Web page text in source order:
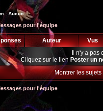
: Aucun
pour l'équipe
Auteur
Vus
Il n'y a pas
Cliquez sur le lienPoster un
Montrer les
pour l'équipe